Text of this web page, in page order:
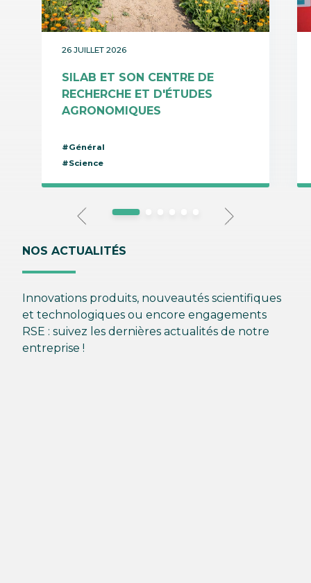
NOS ACTUALITÉS
Innovations produits, nouveautés scientifiques
et technologiques ou encore engagements
RSE : suivez les dernières actualités de notre
entreprise !
26 JUILLET 2026
SILAB ET SON CENTRE DE
RECHERCHE ET D'ÉTUDES
AGRONOMIQUES
#Général
#Science